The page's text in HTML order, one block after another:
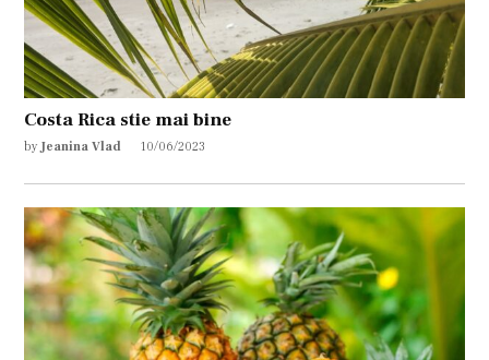
Costa Rica stie mai bine
by Jeanina Vlad 10/06/2023